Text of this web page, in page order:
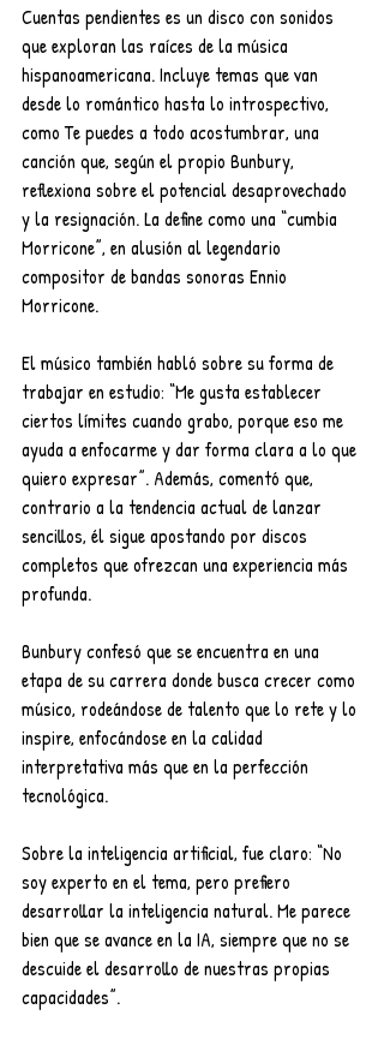
Cuentas pendientes es un disco con sonidos
que exploran las raíces de la música
hispanoamericana. Incluye temas que van
desde lo romántico hasta lo introspectivo,
como Te puedes a todo acostumbrar, una
canción que, según el propio Bunbury,
reflexiona sobre el potencial desaprovechado
y la resignación. La define como una “cumbia
Morricone”, en alusión al legendario
compositor de bandas sonoras Ennio
Morricone.
El músico también habló sobre su forma de
trabajar en estudio: “Me gusta establecer
ciertos límites cuando grabo, porque eso me
ayuda a enfocarme y dar forma clara a lo que
quiero expresar”. Además, comentó que,
contrario a la tendencia actual de lanzar
sencillos, él sigue apostando por discos
completos que ofrezcan una experiencia más
profunda.
Bunbury confesó que se encuentra en una
etapa de su carrera donde busca crecer como
músico, rodeándose de talento que lo rete y lo
inspire, enfocándose en la calidad
interpretativa más que en la perfección
tecnológica.
Sobre la inteligencia artificial, fue claro: “No
soy experto en el tema, pero prefiero
desarrollar la inteligencia natural. Me parece
bien que se avance en la IA, siempre que no se
descuide el desarrollo de nuestras propias
capacidades”.